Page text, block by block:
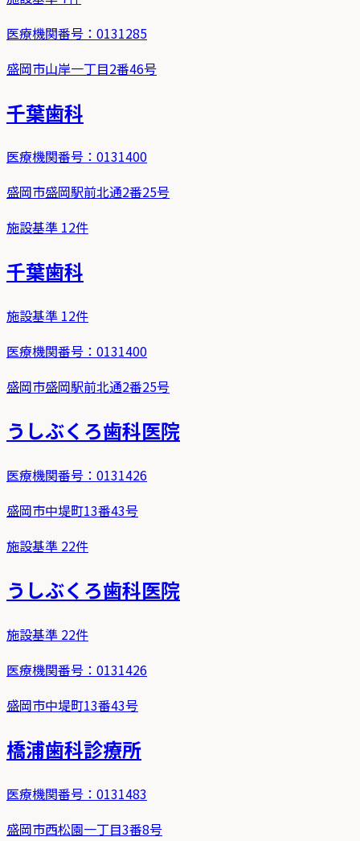
医療機関番号： 0131285
盛岡市山岸一丁目2番46号
千葉歯科
医療機関番号： 0131400
盛岡市盛岡駅前北通2番25号
施設基準 12件
千葉歯科
施設基準 12件
医療機関番号： 0131400
盛岡市盛岡駅前北通2番25号
うしぶくろ歯科医院
医療機関番号： 0131426
盛岡市中堤町13番43号
施設基準 22件
うしぶくろ歯科医院
施設基準 22件
医療機関番号： 0131426
盛岡市中堤町13番43号
橋浦歯科診療所
医療機関番号： 0131483
盛岡市西松園一丁目3番8号